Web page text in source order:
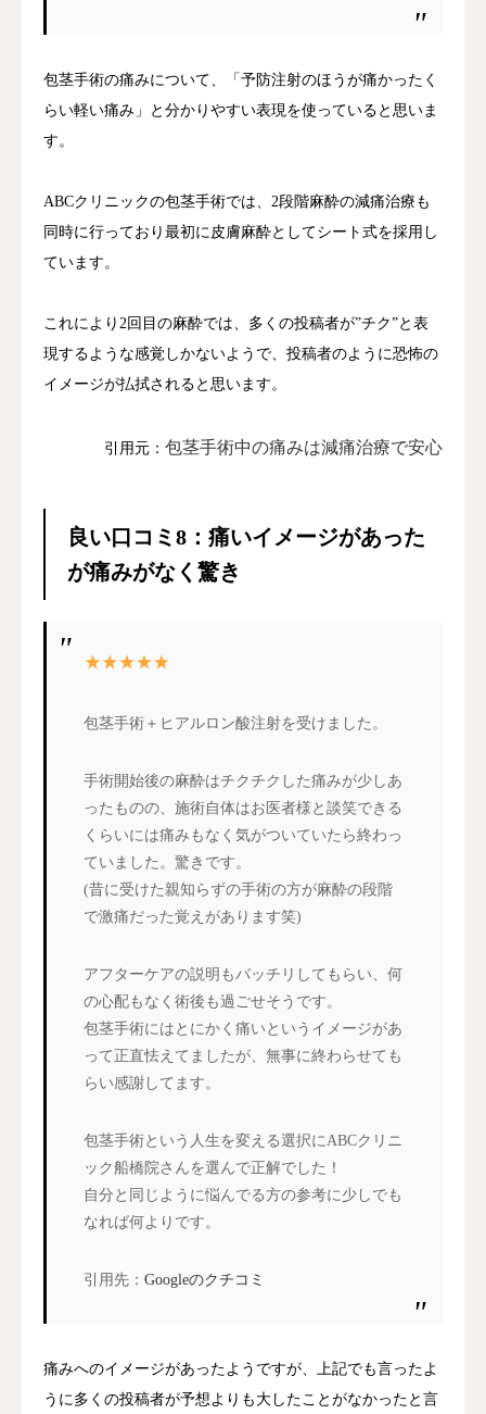
包茎手術の痛みについて、「予防注射のほうが痛かったく
らい軽い痛み」と分かりやすい表現を使っていると思いま
す。
ABCクリニックの包茎手術では、2段階麻酔の減痛治療も
同時に行っており最初に皮膚麻酔としてシート式を採用し
ています。
これにより2回目の麻酔では、多くの投稿者が”チク”と表
現するような感覚しかないようで、投稿者のように恐怖の
イメージが払拭されると思います。
引用元： 包茎手術中の痛みは減痛治療で安心
良い口コミ8：痛いイメージがあった
が痛みがなく驚き
包茎手術＋ヒアルロン酸注射を受けました。
手術開始後の麻酔はチクチクした痛みが少しあ
ったものの、施術自体はお医者様と談笑できる
くらいには痛みもなく気がついていたら終わっ
ていました。驚きです。
(昔に受けた親知らずの手術の方が麻酔の段階
で激痛だった覚えがあります笑)
アフターケアの説明もバッチリしてもらい、何
の心配もなく術後も過ごせそうです。
包茎手術にはとにかく痛いというイメージがあ
って正直怯えてましたが、無事に終わらせても
らい感謝してます。
包茎手術という人生を変える選択にABCクリニ
ック船橋院さんを選んで正解でした！
自分と同じように悩んでる方の参考に少しでも
なれば何よりです。
引用先： Googleのクチコミ
痛みへのイメージがあったようですが、上記でも言ったよ
うに多くの投稿者が予想よりも大したことがなかったと言